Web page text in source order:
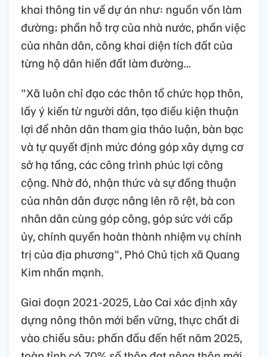
khai thông tin về dự án như: nguồn vốn làm
đường; phần hỗ trợ của nhà nước, phần việc
của nhân dân, công khai diện tích đất của
từng hộ dân hiến đất làm đường...
"Xã luôn chỉ đạo các thôn tổ chức họp thôn,
lấy ý kiến từ người dân, tạo điều kiện thuận
lợi để nhân dân tham gia thảo luận, bàn bạc
và tự quyết định mức đóng góp xây dựng cơ
sở hạ tầng, các công trình phúc lợi công
cộng. Nhờ đó, nhận thức và sự đồng thuận
của nhân dân được nâng lên rõ rệt, bà con
nhân dân cùng góp công, góp sức với cấp
ủy, chính quyền hoàn thành nhiệm vụ chính
trị của địa phương", Phó Chủ tịch xã Quang
Kim nhấn mạnh.
Giai đoạn 2021-2025, Lào Cai xác định xây
dựng nông thôn mới bền vững, thực chất đi
vào chiều sâu; phấn đấu đến hết năm 2025,